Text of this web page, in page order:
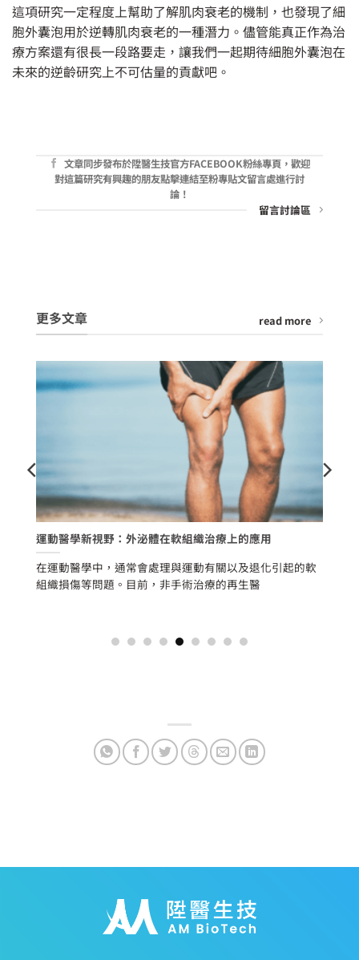
這項研究一定程度上幫助了解肌肉衰老的機制，也發現了細
胞外囊泡用於逆轉肌肉衰老的一種潛力。儘管能真正作為治
療方案還有很長一段路要走，讓我們一起期待細胞外囊泡在
未來的逆齡研究上不可估量的貢獻吧。
文章同步發布於陞醫生技官方FACEBOOK粉絲專頁，歡迎
對這篇研究有興趣的朋友點擊連結至粉專貼文留言處進行討
論！
留言討論區
更多文章 read more
運動醫學新視野：外泌體在軟組織治療上的應用
在運動醫學中，通常會處理與運動有關以及退化引起的軟
組織損傷等問題。目前，非手術治療的再生醫